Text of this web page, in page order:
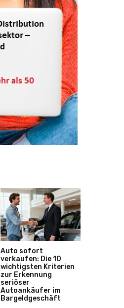
Auto sofort
verkaufen: Die 10
wichtigsten Kriterien
zur Erkennung
seriöser
Autoankäufer im
Bargeldgeschäft